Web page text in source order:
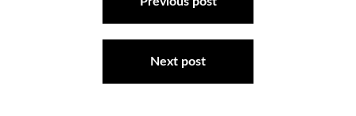
Next post